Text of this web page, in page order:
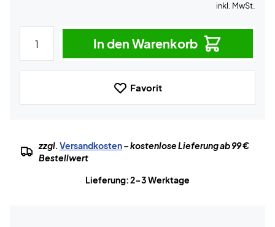
inkl. MwSt.
In den Warenkorb
Favorit
zzgl.Versandkosten– kostenlose Lieferung ab 99 €
Bestellwert
Lieferung: 2-3 Werktage